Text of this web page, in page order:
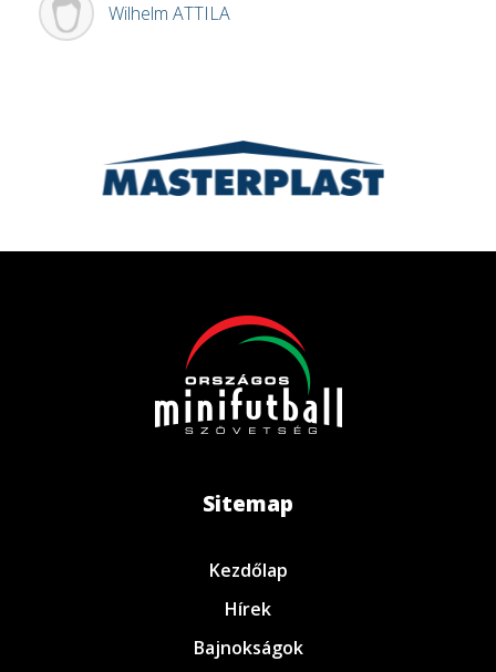
Wilhelm ATTILA
Sitemap
Kezdőlap
Hírek
Bajnokságok